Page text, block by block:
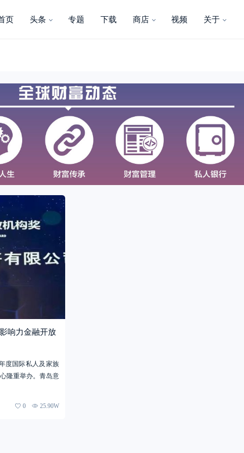
页 头条 专题 下载 商店 视频 关于
响力金融开放
度国际私人及家族
隆重举办。青岛意
0 25.90W